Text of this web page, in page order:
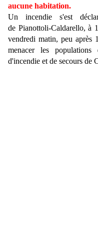
aucune habitation.
Un incendie s'est
de Pianottoli-Caldarello, à
vendredi matin, peu après
menacer les
d'incendie et de secours de